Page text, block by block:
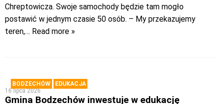
Chreptowicza. Swoje samochody będzie tam mogło
postawić w jednym czasie 50 osób. – My przekazujemy
teren,… Read more »
BODZECHÓW
EDUKACJA
16 lipca 2026
Gmina Bodzechów inwestuje w edukację